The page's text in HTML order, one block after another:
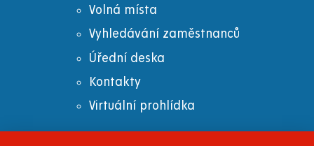
Volná místa
Vyhledávání zaměstnanců
Úřední deska
Kontakty
Virtuální prohlídka